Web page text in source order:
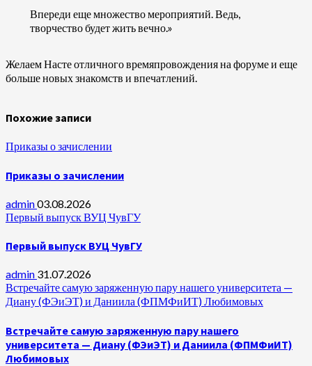
Впереди еще множество мероприятий. Ведь,
творчество будет жить вечно.»
Желаем Насте отличного времяпровождения на форуме и еще
больше новых знакомств и впечатлений.
Похожие записи
Приказы о зачислении
Приказы о зачислении
admin03.08.2026
Первый выпуск ВУЦ ЧувГУ
Первый выпуск ВУЦ ЧувГУ
admin 31.07.2026
Встречайте самую заряженную пару нашего университета —
Диану (ФЭиЭТ) и Даниила (ФПМФиИТ) Любимовых
Встречайте самую заряженную пару нашего
университета — Диану (ФЭиЭТ) и Даниила (ФПМФиИТ)
Любимовых